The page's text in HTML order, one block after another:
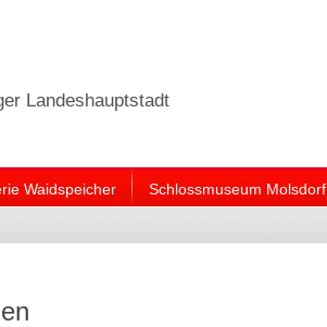
Landeshauptstadt
Waidspeicher Schlossmuseum Molsdorf